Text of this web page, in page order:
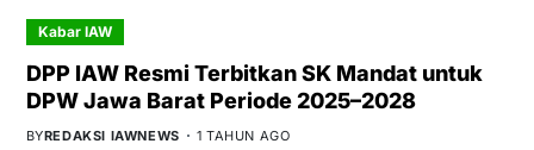
Kabar IAW
DPP IAW Resmi Terbitkan SK Mandat untuk
DPW Jawa Barat Periode 2025–2028
BYREDAKSI IAWNEWS 1 TAHUN AGO